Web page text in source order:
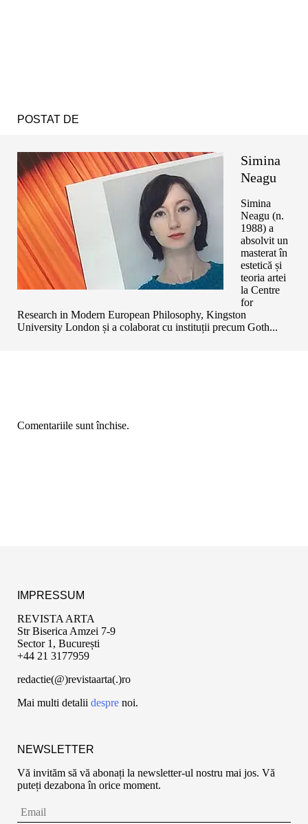
POSTAT DE
Simina
Neagu
Simina
Neagu (n.
1988) a
absolvit un
masterat în
estetică și
teoria artei
la Centre
for
Research in Modern European Philosophy, Kingston
University London și a colaborat cu instituții precum Goth...
Comentariile sunt închise.
IMPRESSUM
REVISTA ARTA
Str Biserica Amzei 7-9
Sector 1, București
+44 21 3177959
redactie(@)revistaarta(.)ro
Mai multi detalii despre noi.
NEWSLETTER
Vă invităm să vă abonați la newsletter-ul nostru mai jos. Vă
puteți dezabona în orice moment.